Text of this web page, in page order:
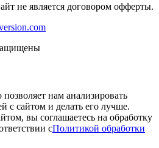
не является договором офферты.
нам анализировать
с сайтом и делать его лучше.
вы соглашаетесь на обработку
cПолитикой обработки